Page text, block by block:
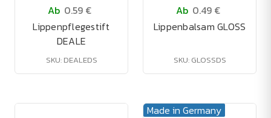
Ab 0.59 €
Lippenpflegestift
DEALE
SKU: DEALEDS
Ab 0.49 €
Lippenbalsam GLOSS
SKU: GLOSSDS
Made in Germany